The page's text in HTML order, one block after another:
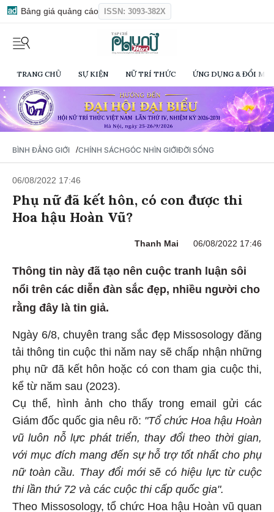
Bảng giá quảng cáo ISSN: 3093-382X
TRANG CHỦ SỰ KIỆN NỮ TRÍ THỨC ỨNG DỤNG & ĐỔI
BÌNH ĐẲNG GIỚI /CHÍNH SÁCHGÓC NHÌN GIỚIĐỜI SỐNG
06/08/2022 17:46
Phụ nữ đã kết hôn, có con được thi
Hoa hậu Hoàn Vũ?
Thanh Mai 06/08/2022 17:46
Thông tin này đã tạo nên cuộc tranh luận sôi
nổi trên các diễn đàn sắc đẹp, nhiều người cho
rằng đây là tin giả.
Ngày 6/8, chuyên trang sắc đẹp Missosology đăng
tải thông tin cuộc thi năm nay sẽ chấp nhận những
phụ nữ đã kết hôn hoặc có con tham gia cuộc thi,
kể từ năm sau (2023).
Cụ thể, hình ảnh cho thấy trong email gửi các
Giám đốc quốc gia nêu rõ: "Tổ chức Hoa hậu Hoàn
vũ luôn nỗ lực phát triển, thay đổi theo thời gian,
với mục đích mang đến sự hỗ trợ tốt nhất cho phụ
nữ toàn cầu. Thay đổi mới sẽ có hiệu lực từ cuộc
thi lần thứ 72 và các cuộc thi cấp quốc gia".
Theo Missosology, tổ chức Hoa hậu Hoàn vũ quan